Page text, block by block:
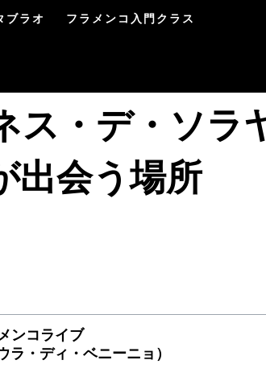
ブラオ
フラメンコ入門クラス
ス・デ・ソ
出会う場所
ンコライブ
・ディ・ベニーニョ）